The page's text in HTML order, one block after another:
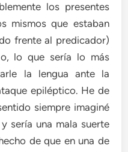
los presentes
mismos que estaban
frente al predicador)
lo que sería lo más
la lengua ante la
epiléptico. He de
siempre imaginé
sería una mala suerte
de que en una de